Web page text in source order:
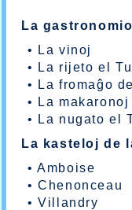
La gastronomio
•
La vinoj
•
La rijeto el
•
La fromaĝo
•
La
•
La nugato el
La kasteloj de
•Amboise
•Chenonceau
•Villandry